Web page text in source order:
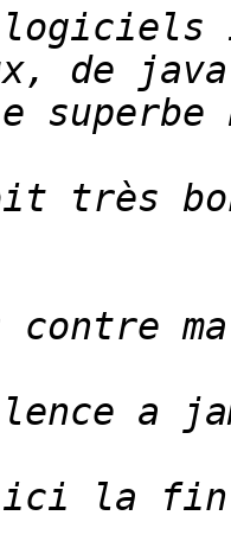
superbe
très
contre
a
la